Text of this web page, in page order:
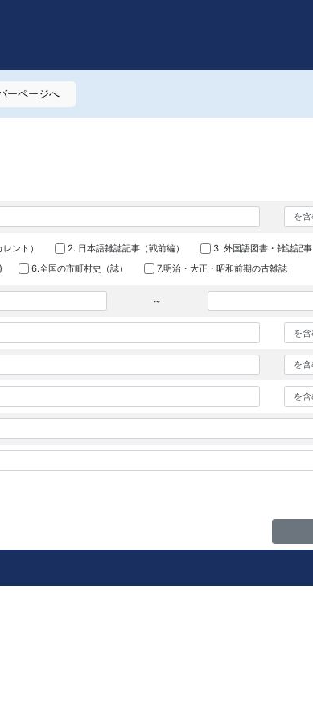
ーページへ
ント） 2. 日本語雑誌記事（戦前編） 3. 外国語図書・雑誌記事
6.全国の市町村史（誌） 7.明治・大正・昭和前期の古雑誌
~